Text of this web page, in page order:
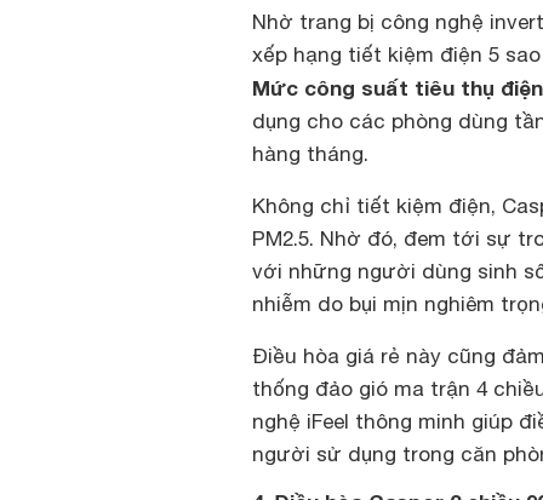
Nhờ trang bị công nghệ
xếp hạng tiết kiệm điện 5
Mức công suất tiêu thụ
dụng cho các phòng dùng
hàng tháng.
Không chỉ tiết kiệm điện,
PM2.5. Nhờ đó, đem tới sự
với những người dùng sinh
nhiễm do bụi mịn nghiêm
Điều hòa giá rẻ này cũng
thống đảo gió ma trận 4
nghệ iFeel thông minh giúp
người sử dụng trong căn